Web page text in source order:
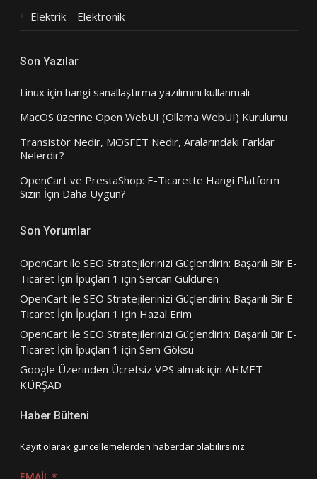
Elektrik – Elektronik
Son Yazılar
Linux için hangi sanallaştırma yazılımını kullanmalı
MacOS üzerine Open WebUI (Ollama WebUI) Kurulumu
Transistör Nedir, MOSFET Nedir, Aralarındaki Farklar
Nelerdir?
OpenCart ve PrestaShop: E-Ticarette Hangi Platform
Sizin İçin Daha Uygun?
Son Yorumlar
OpenCart ile SEO Stratejilerinizi Güçlendirin: Başarılı Bir E-
Ticaret İçin İpuçları 1 için Sercan Güldüren
OpenCart ile SEO Stratejilerinizi Güçlendirin: Başarılı Bir E-
Ticaret İçin İpuçları 1 için Hazal Erim
OpenCart ile SEO Stratejilerinizi Güçlendirin: Başarılı Bir E-
Ticaret İçin İpuçları 1 için Sem Göksu
Google Üzerinden Ücretsiz VPS almakiçin AHMET
KÜRŞAD
Haber Bülteni
Kayıt olarak güncellemelerden haberdar olabilirsiniz.
EMAIL *